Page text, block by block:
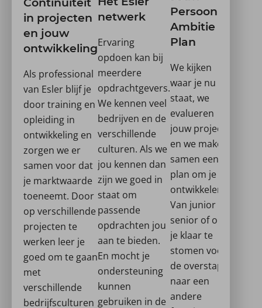
in projecten
en jouw
ontwikkeling
Als professional
van Esler blijf je
door training en
opleiding in
ontwikkeling en
zorgen we er
samen voor dat
je marktwaarde
toeneemt. Door
op verschillende
projecten te
werken leer je
goed om te gaan
met
verschillende
bedrijfsculturen
netwerk
Ervaring
opdoen kan bij
meerdere
opdrachtgevers.
We kennen veel
bedrijven en de
verschillende
culturen. Als we
jou kennen dan
zijn we goed in
staat om
passende
opdrachten jou
aan te bieden.
En mocht je
ondersteuning
kunnen
gebruiken in de
Persoonlijk
Ambitie
Plan
We kijken
waar je nu
staat, we
evalueren
jouw project
en we maken
samen een
plan om je te
ontwikkelen.
Van junior tot
senior of om
je klaar te
stomen voor
de overstap
naar een
andere